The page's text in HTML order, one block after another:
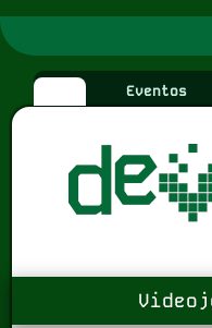
Eventos